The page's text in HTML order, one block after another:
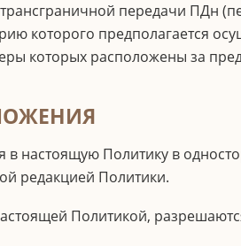
передачи ПДн
которого предполагается
которых расположены за
в настоящую Политику в
редакцией Политики.
Политикой,